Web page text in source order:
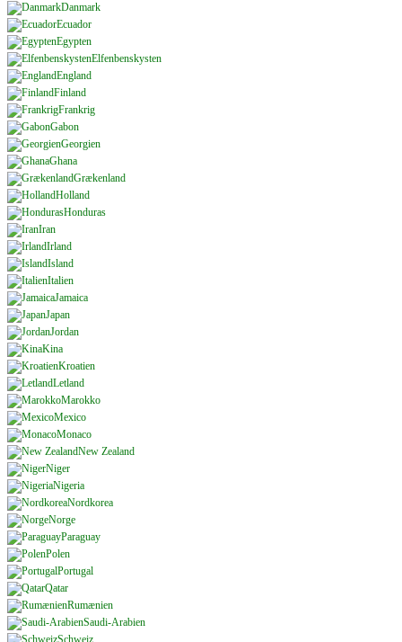
Danmark
Ecuador
Egypten
Elfenbenskysten
England
Finland
Frankrig
Gabon
Georgien
Ghana
Grækenland
Holland
Honduras
Iran
Irland
Island
Italien
Jamaica
Japan
Jordan
Kina
Kroatien
Letland
Marokko
Mexico
Monaco
New Zealand
Niger
Nigeria
Nordkorea
Norge
Paraguay
Polen
Portugal
Qatar
Rumænien
Saudi-Arabien
Schweiz